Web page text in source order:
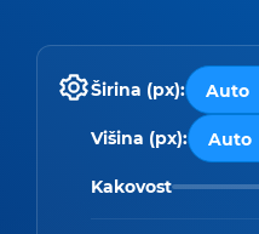
Širina (px):
Višina (px):
Kakovost